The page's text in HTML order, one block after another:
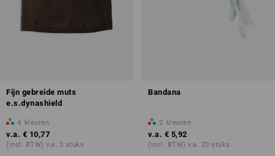
Fijn gebreide muts
e.s.dynashield
4 kleuren
v.a. € 10,77
(incl. BTW) v.a. 3 stuks
Bandana
2 kleuren
v.a. € 5,92
(incl. BTW) v.a. 20 stuks